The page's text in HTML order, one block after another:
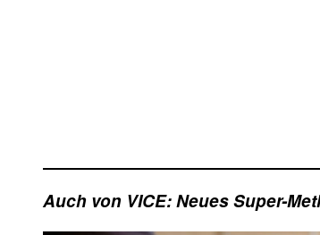
Auch von VICE: Neues Super-